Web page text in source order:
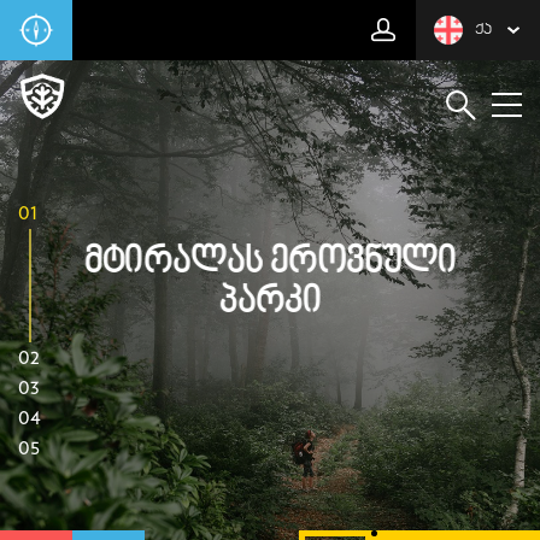
ᲥᲐ
01
02
03
04
05
Მტირალას Ეროვნული
Პარკი